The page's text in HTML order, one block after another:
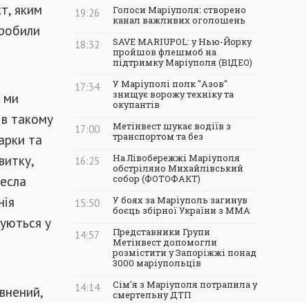
яким
ми
такому
та
у
19:26
Голоси Маріуполя: створено
канал важливих оголошень
18:32
SAVE MARIUPOL: у Нью-Йорку
пройшов флешмоб на
підтримку Маріуполя (ВІДЕО)
17:34
У Маріуполі полк "Азов"
знищує ворожу техніку та
окупантів
17:00
Метінвест шукає водіїв з
транспортом та без
16:25
На Лівобережжі Маріуполя
обстріляно Михайлівський
собор (ФОТОФАКТ)
15:50
У боях за Маріуполь загинув
боєць збірної України з ММА
14:57
Представники Групи
Метінвест допомогли
розмістити у Запоріжжі понад
3000 маріупольців
14:14
Сім'я з Маріуполя потрапила у
смертельну ДТП